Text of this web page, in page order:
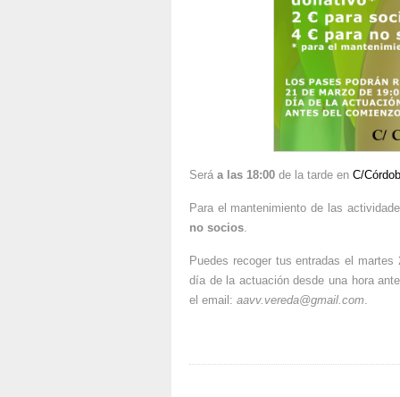
Será a las 18:00 de la tarde en C/
Para el mantenimiento de las
no socios
Puedes recoger tus entradas el
día de la actuación desde una hora
el email: aavv.vereda@gmail.com